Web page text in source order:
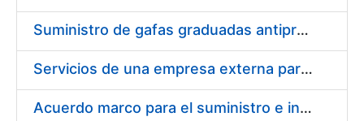
Suministro de gafas graduadas antiproyecciones para los trabajadores de la FNMT-RCM en los centros de trabajo de Madrid y Burgos
Servicios de una empresa externa para el asesoramiento y resolución de los recursos de alzada que se presentan relacionados con procesos de selección para la FNMT-RCM
Acuerdo marco para el suministro e instalación de persianas, estores y otros complementos